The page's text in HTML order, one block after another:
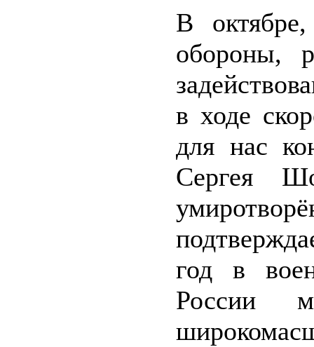
В
обороны,
в ходе
для нас
Сергея
год в
России